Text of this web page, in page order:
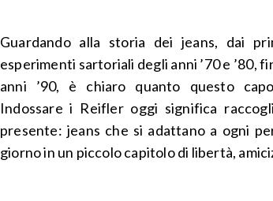
Guardando alla storia dei jeans, dai
esperimenti sartoriali degli anni ’70 e ’80,
anni ’90, è chiaro quanto questo
Indossare i Reifler oggi significa
presente: jeans che si adattano a ogni
giorno in un piccolo capitolo di libertà,